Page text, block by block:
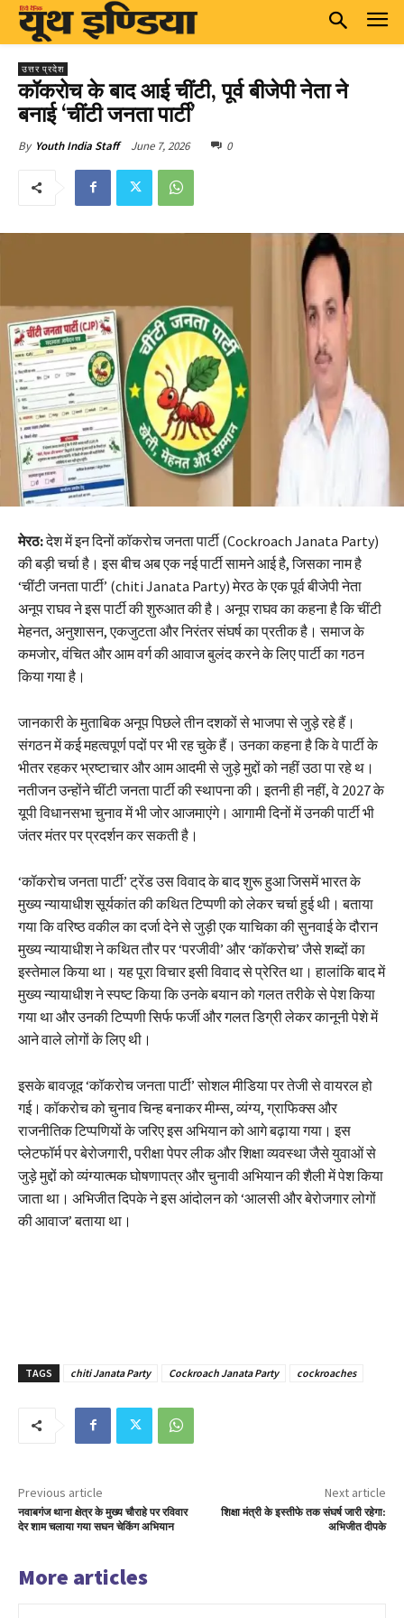
उत्तर प्रदेश
कॉकरोच के बाद आई चींटी, पूर्व बीजेपी नेता ने
बनाई ‘चींटी जनता पार्टी’
By Youth India Staff June 7, 2026 0
मेरठ:देश में इन दिनों कॉकरोच जनता पार्टी (Cockroach Janata Party)
की बड़ी चर्चा है। इस बीच अब एक नई पार्टी सामने आई है, जिसका नाम है
‘चींटी जनता पार्टी’ (chiti Janata Party) मेरठ के एक पूर्व बीजेपी नेता
अनूप राघव ने इस पार्टी की शुरुआत की है। अनूप राघव का कहना है कि चींटी
मेहनत, अनुशासन, एकजुटता और निरंतर संघर्ष का प्रतीक है। समाज के
कमजोर, वंचित और आम वर्ग की आवाज बुलंद करने के लिए पार्टी का गठन
किया गया है।
जानकारी के मुताबिक अनूप पिछले तीन दशकों से भाजपा से जुड़े रहे हैं।
संगठन में कई महत्वपूर्ण पदों पर भी रह चुके हैं। उनका कहना है कि वे पार्टी के
भीतर रहकर भ्रष्टाचार और आम आदमी से जुड़े मुद्दों को नहीं उठा पा रहे थ।
नतीजन उन्होंने चींटी जनता पार्टी की स्थापना की। इतनी ही नहीं, वे 2027 के
यूपी विधानसभा चुनाव में भी जोर आजमाएंगे। आगामी दिनों में उनकी पार्टी भी
जंतर मंतर पर प्रदर्शन कर सकती है।
‘कॉकरोच जनता पार्टी’ ट्रेंड उस विवाद के बाद शुरू हुआ जिसमें भारत के
मुख्य न्यायाधीश सूर्यकांत की कथित टिप्पणी को लेकर चर्चा हुई थी। बताया
गया कि वरिष्ठ वकील का दर्जा देने से जुड़ी एक याचिका की सुनवाई के दौरान
मुख्य न्यायाधीश ने कथित तौर पर ‘परजीवी’ और ‘कॉकरोच’ जैसे शब्दों का
इस्तेमाल किया था। यह पूरा विचार इसी विवाद से प्रेरित था। हालांकि बाद में
मुख्य न्यायाधीश ने स्पष्ट किया कि उनके बयान को गलत तरीके से पेश किया
गया था और उनकी टिप्पणी सिर्फ फर्जी और गलत डिग्री लेकर कानूनी पेशे में
आने वाले लोगों के लिए थी।
इसके बावजूद ‘कॉकरोच जनता पार्टी’ सोशल मीडिया पर तेजी से वायरल हो
गई। कॉकरोच को चुनाव चिन्ह बनाकर मीम्स, व्यंग्य, ग्राफिक्स और
राजनीतिक टिप्पणियों के जरिए इस अभियान को आगे बढ़ाया गया। इस
प्लेटफॉर्म पर बेरोजगारी, परीक्षा पेपर लीक और शिक्षा व्यवस्था जैसे युवाओं से
जुड़े मुद्दों को व्यंग्यात्मक घोषणापत्र और चुनावी अभियान की शैली में पेश किया
जाता था। अभिजीत दिपके ने इस आंदोलन को ‘आलसी और बेरोजगार लोगों
की आवाज’ बताया था।
TAGS chiti Janata Party Cockroach Janata Party cockroaches
Previous article
नवाबगंज थाना क्षेत्र के मुख्य चौराहे पर रविवार
देर शाम चलाया गया सघन चेकिंग अभियान
Next article
शिक्षा मंत्री के इस्तीफे तक संघर्ष जारी रहेगा:
अभिजीत दीपके
More articles